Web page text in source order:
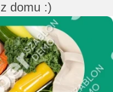
domu :)